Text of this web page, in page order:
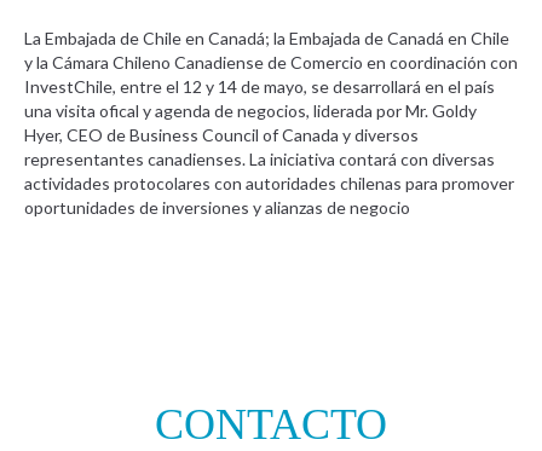
La Embajada de Chile en Canadá; la Embajada de Canadá en Chile
y la Cámara Chileno Canadiense de Comercio en coordinación con
InvestChile, entre el 12 y 14 de mayo, se desarrollará en el país
una visita ofical y agenda de negocios, liderada por Mr. Goldy
Hyer, CEO de Business Council of Canada y diversos
representantes canadienses. La iniciativa contará con diversas
actividades protocolares con autoridades chilenas para promover
oportunidades de inversiones y alianzas de negocio
CONTACTO